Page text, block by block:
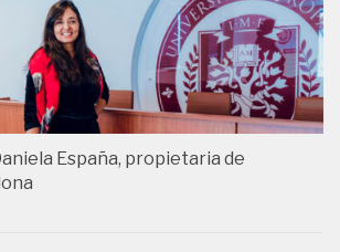
España, propietaria de